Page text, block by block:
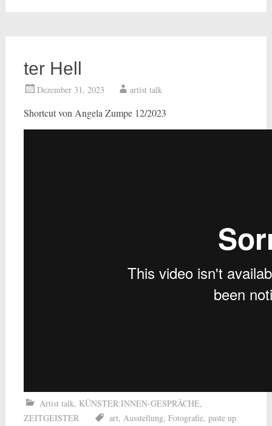
ter Hell
Dezember 31, 2023 artist talk
Shortcut von Angela Zumpe 12/2023
Artist talk, KÜNSTER:INNEN-GESPRÄCHE,
ZEITGEISTER
art, Ausstellung, Fotografie, paste up